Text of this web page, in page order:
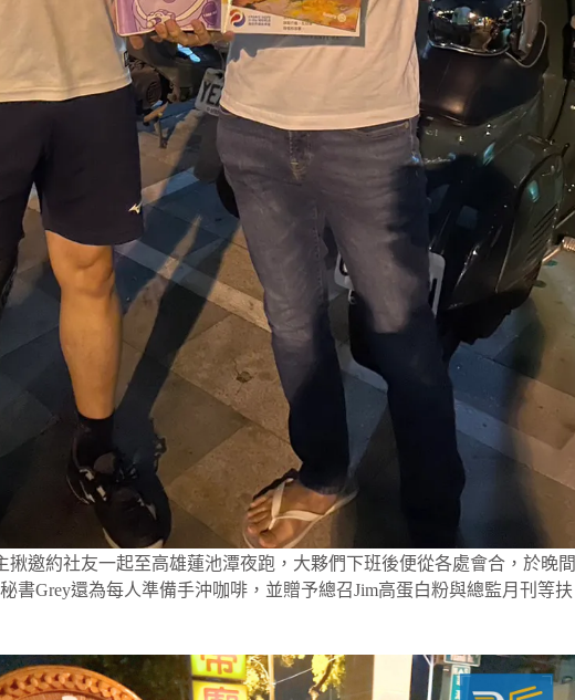
揪邀約社友一起至高雄蓮池潭夜跑，大夥們下班後便從各處會合，於晚間
書Grey還為每人準備手沖咖啡，並贈予總召Jim高蛋白粉與總監月刊等扶